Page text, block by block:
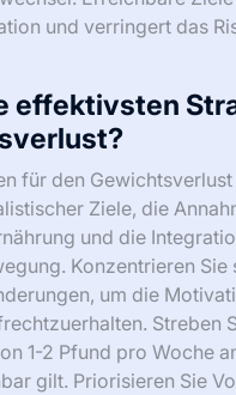
und verringert das
effektivsten
für den
Ziele, die
und die
Konzentrieren Sie
um die
Streben
1-2 Pfund pro Woche
gilt. Priorisieren Sie